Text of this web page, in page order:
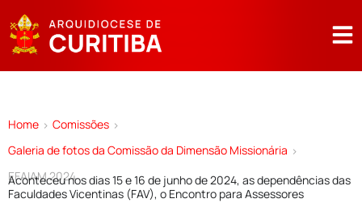
Home > Comissões >
Galeria de fotos da Comissão da Dimensão Missionária >
EFAIAM 2024
Aconteceu nos dias 15 e 16 de junho de 2024, as dependências das
Faculdades Vicentinas (FAV), o Encontro para Assessores